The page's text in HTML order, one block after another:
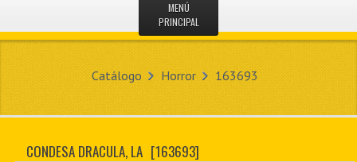
MENÚ
PRINCIPAL
MIS DATOS
CONTACTO
Catálogo Horror 163693
CONDESA DRACULA, LA [163693]